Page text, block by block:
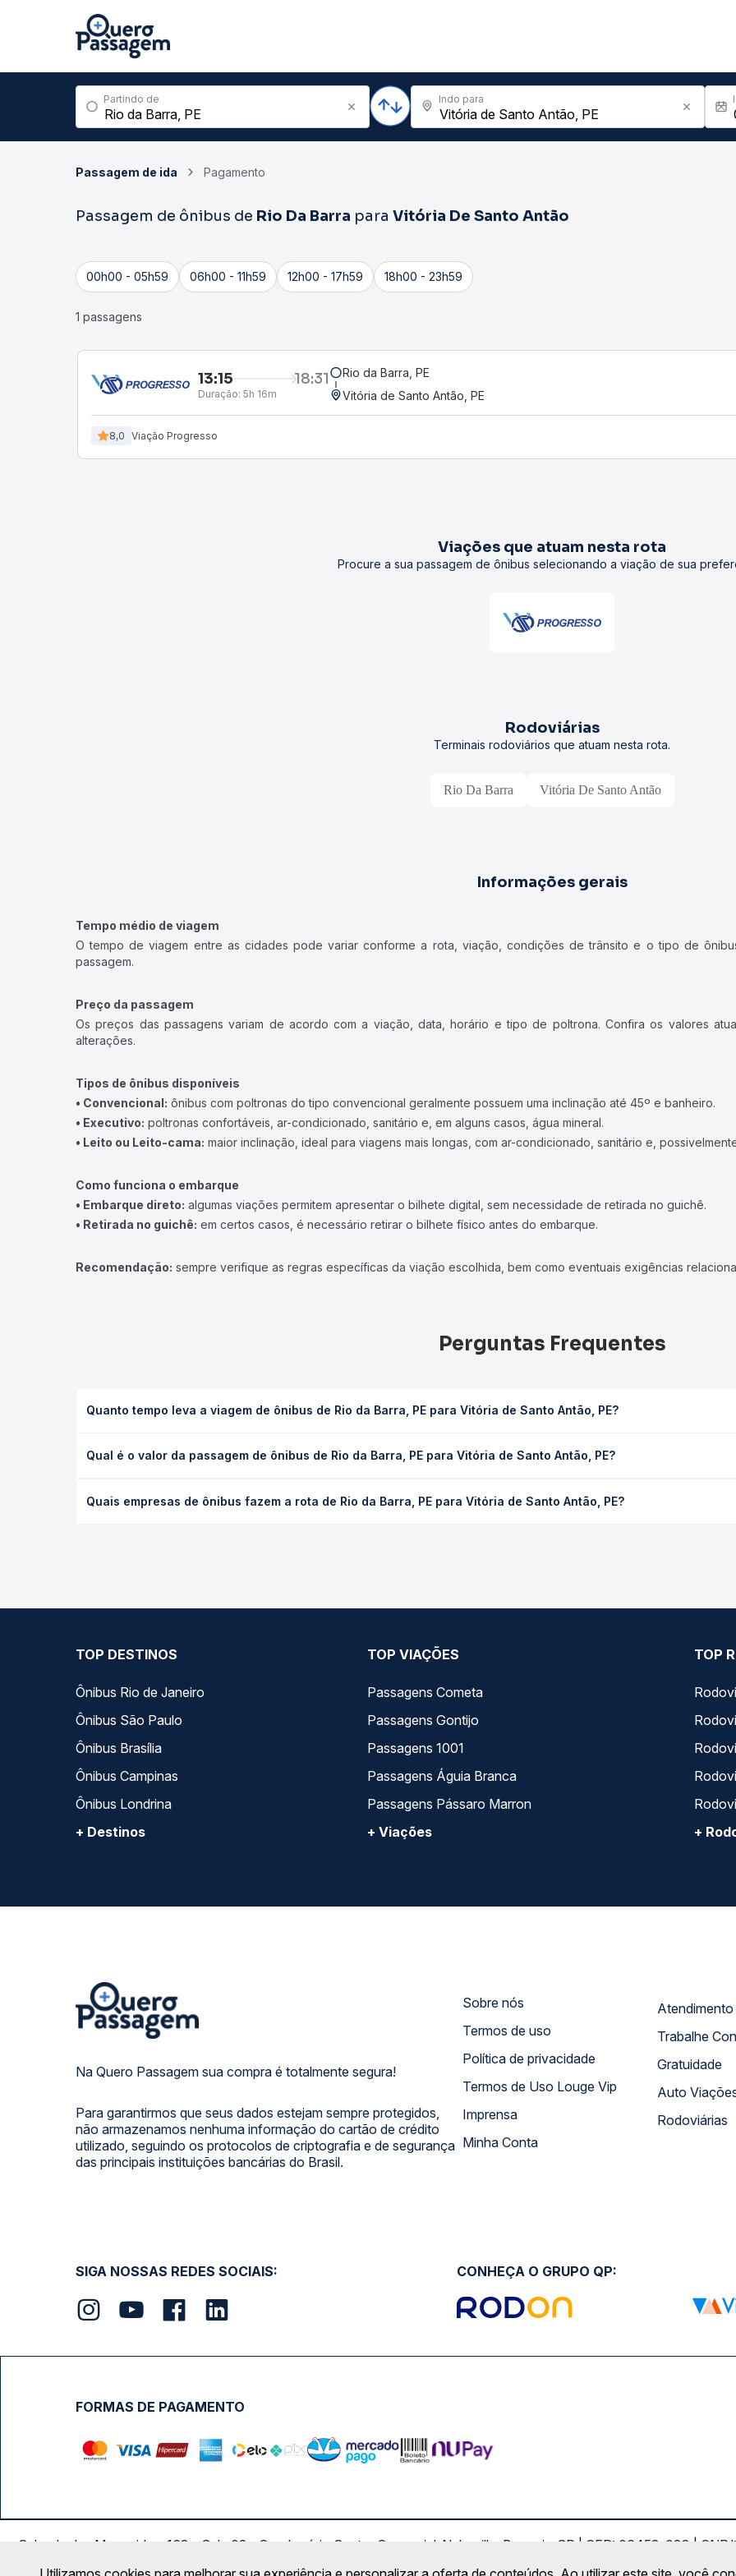
Partindo de Indo para
Passagem de ida Pagamento
Passagem de ônibus de Rio Da Barra para Vitória De Santo Antão
00h00 - 05h59 06h00 - 11h59 12h00 - 17h59 18h00 - 23h59
1 passagens
13:15 18:31
Duração: 5h 16m
Rio da Barra, PE
Vitória de Santo Antão, PE
8,0 Viação Progresso
Viações que atuam nesta rota
Procure a sua passagem de ônibus selecionando a viação de sua
Rodoviárias
Terminais rodoviários que atuam nesta rota.
Rio Da Barra Vitória De Santo Antão
Informações gerais
Tempo médio de viagem
O tempo de viagem entre as cidades pode variar conforme a rota, viação, condições de trânsito e o tipo de
passagem.
Preço da passagem
Os preços das passagens variam de acordo com a viação, data, horário e tipo de poltrona. Confira os valores
alterações.
Tipos de ônibus disponíveis
• Convencional: ônibus com poltronas do tipo convencional geralmente possuem uma inclinação até 45º e banheiro.
• Executivo: poltronas confortáveis, ar-condicionado, sanitário e, em alguns casos, água mineral.
• Leito ou Leito-cama: maior inclinação, ideal para viagens mais longas, com ar-condicionado, sanitário e,
Como funciona o embarque
• Embarque direto: algumas viações permitem apresentar o bilhete digital, sem necessidade de retirada no guichê.
• Retirada no guichê: em certos casos, é necessário retirar o bilhete físico antes do embarque.
Recomendação: sempre verifique as regras específicas da viação escolhida, bem como eventuais exigências
Perguntas Frequentes
Quanto tempo leva a viagem de ônibus de Rio da Barra, PE para Vitória de Santo Antão, PE?
executivo ou leito) e as condições de tráfego. Na Quero Passagem você consulta os horários disponíveis e vê a
Qual é o valor da passagem de ônibus de Rio da Barra, PE para Vitória de Santo Antão, PE?
poltrona e a antecedência da compra. Na Quero Passagem você compara os preços de todas as viações em tempo
Quais empresas de ônibus fazem a rota de Rio da Barra, PE para Vitória de Santo Antão, PE?
TOP DESTINOS
Ônibus Rio de Janeiro
Ônibus São Paulo
Ônibus Brasília
Ônibus Campinas
Ônibus Londrina
+ Destinos
TOP VIAÇÕES
Passagens Cometa
Passagens Gontijo
Passagens 1001
Passagens Águia Branca
Passagens Pássaro Marron
+ Viações
TOP
+
Na Quero Passagem sua compra é totalmente segura!
Para garantirmos que seus dados estejam sempre protegidos,
não armazenamos nenhuma informação do cartão de crédito
utilizado, seguindo os protocolos de criptografia e de segurança
das principais instituições bancárias do Brasil.
Sobre nós
Termos de uso
Política de privacidade
Termos de Uso Louge Vip
Imprensa
Minha Conta
Trabalhe
Gratuidade
Auto
Rodoviárias
SIGA NOSSAS REDES SOCIAIS: CONHEÇA O GRUPO QP:
FORMAS DE PAGAMENTO
Calçada das Margaridas, 163 - Sala 02 - Condomínio Centro Comercial Alphaville, Barueri - SP | CEP: 06453-038 |
Copyright 2026 © QueroPassagem.com.br